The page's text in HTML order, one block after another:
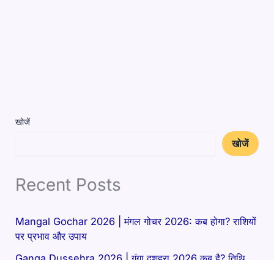
खोजें
खोजें
Recent Posts
Mangal Gochar 2026 | मंगल गोचर 2026: कब होगा? राशियों
पर प्रभाव और उपाय